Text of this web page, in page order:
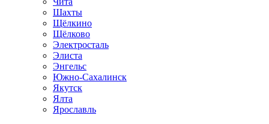
Шахты
Щёлкино
Щёлково
Электросталь
Элиста
Энгельс
Южно-Сахалинск
Якутск
Ялта
Ярославль